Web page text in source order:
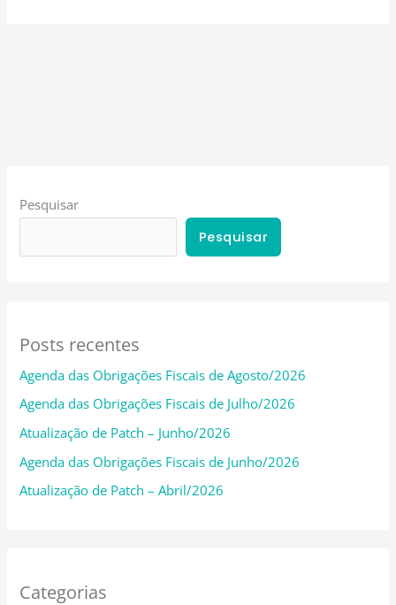
Pesquisar
Pesquisar
Posts recentes
Agenda das Obrigações Fiscais de Agosto/2026
Agenda das Obrigações Fiscais de Julho/2026
Atualização de Patch – Junho/2026
Agenda das Obrigações Fiscais de Junho/2026
Atualização de Patch – Abril/2026
Categorias